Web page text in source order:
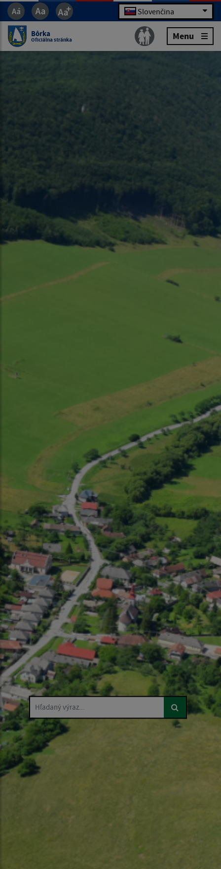
Slovenčina
Bôrka
Oficiálna stránka Menu
Hľadaný výraz...